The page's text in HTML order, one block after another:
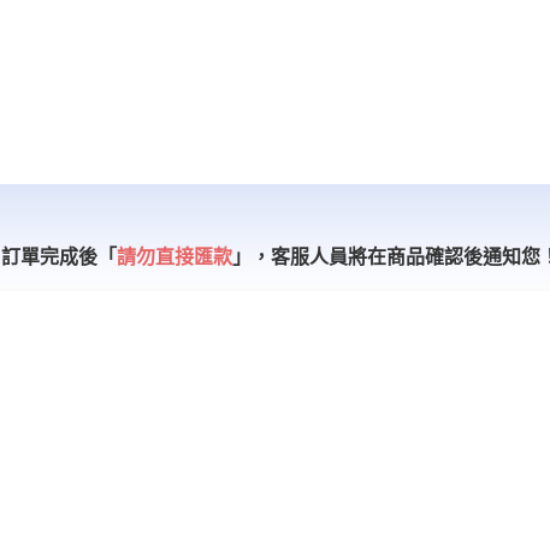
訂單完成後「請勿直接匯款 」， 客服人員將在商品確認後通知您